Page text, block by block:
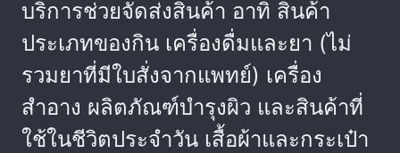
บริการช่วยจัดส่งสินค้า อาทิ สินค้า
ประเภทของกิน เครื่องดื่มและยา (ไม่
รวมยาที่มีใบสั่งจากแพทย์) เครื่อง
สำอาง ผลิตภัณฑ์บำรุงผิว และสินค้าที่
ใช้ในชีวิตประจำวัน เสื้อผ้าและกระเป๋า